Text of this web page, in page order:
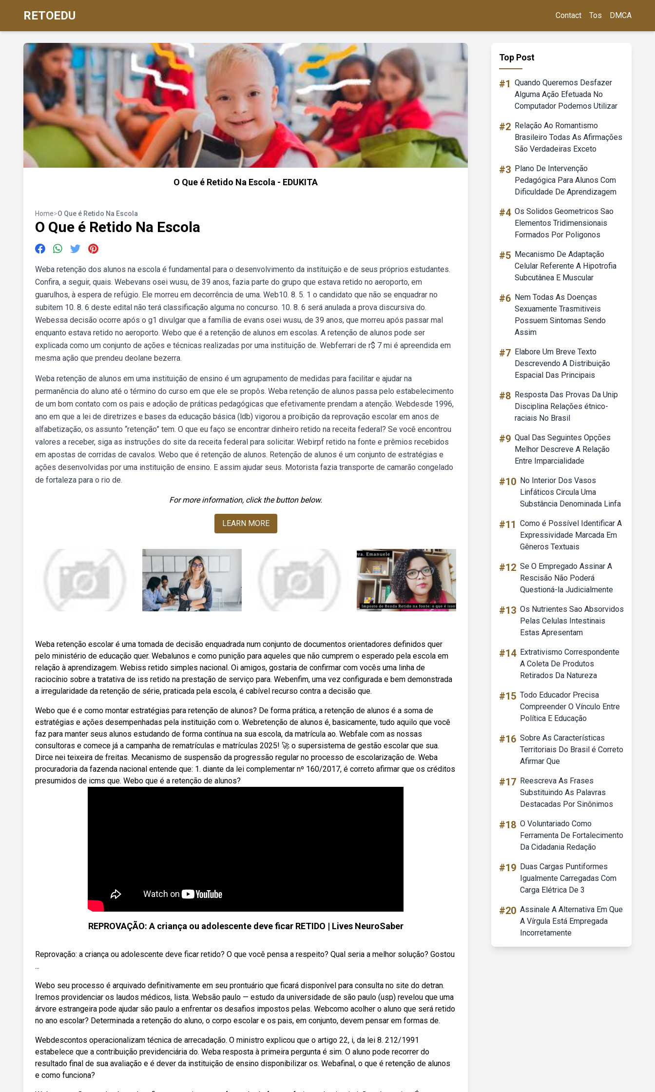
RETOEDU Contact Tos DMCA
O Que é Retido Na Escola - EDUKITA
Home>O Que é Retido Na Escola
O Que é Retido Na Escola
Weba retenção dos alunos na escola é fundamental para o desenvolvimento da instituição e de seus próprios estudantes.
Confira, a seguir, quais. Webevans osei wusu, de 39 anos, fazia parte do grupo que estava retido no aeroporto, em
guarulhos, à espera de refúgio. Ele morreu em decorrência de uma. Web10. 8. 5. 1 o candidato que não se enquadrar no
subitem 10. 8. 6 deste edital não terá classificação alguma no concurso. 10. 8. 6 será anulada a prova discursiva do.
Webessa decisão ocorre após o g1 divulgar que a família de evans osei wusu, de 39 anos, que morreu após passar mal
enquanto estava retido no aeroporto. Webo que é a retenção de alunos em escolas. A retenção de alunos pode ser
explicada como um conjunto de ações e técnicas realizadas por uma instituição de. Webferrari de r$ 7 mi é apreendida em
mesma ação que prendeu deolane bezerra.
Weba retenção de alunos em uma instituição de ensino é um agrupamento de medidas para facilitar e ajudar na
permanência do aluno até o término do curso em que ele se propôs. Weba retenção de alunos passa pelo estabelecimento
de um bom contato com os pais e adoção de práticas pedagógicas que efetivamente prendam a atenção. Webdesde 1996,
ano em que a lei de diretrizes e bases da educação básica (ldb) vigorou a proibição da reprovação escolar em anos de
alfabetização, os assunto “retenção” tem. O que eu faço se encontrar dinheiro retido na receita federal? Se você encontrou
valores a receber, siga as instruções do site da receita federal para solicitar. Webirpf retido na fonte e prêmios recebidos
em apostas de corridas de cavalos. Webo que é retenção de alunos. Retenção de alunos é um conjunto de estratégias e
ações desenvolvidas por uma instituição de ensino. E assim ajudar seus. Motorista fazia transporte de camarão congelado
de fortaleza para o rio de.
For more information, click the button below.
LEARN MORE
Weba retenção escolar é uma tomada de decisão enquadrada num conjunto de documentos orientadores definidos quer
pelo ministério de educação quer. Webalunos e como punição para aqueles que não cumprem o esperado pela escola em
relação à aprendizagem. Webiss retido simples nacional. Oi amigos, gostaria de confirmar com vocês uma linha de
raciocínio sobre a tratativa de iss retido na prestação de serviço para. Webenfim, uma vez configurada e bem demonstrada
a irregularidade da retenção de série, praticada pela escola, é cabível recurso contra a decisão que.
Webo que é e como montar estratégias para retenção de alunos? De forma prática, a retenção de alunos é a soma de
estratégias e ações desempenhadas pela instituição com o. Webretenção de alunos é, basicamente, tudo aquilo que você
faz para manter seus alunos estudando de forma contínua na sua escola, da matrícula ao. Webfale com as nossas
consultoras e comece já a campanha de rematrículas e matrículas 2025! 🚀 o supersistema de gestão escolar que sua.
Dirce nei teixeira de freitas. Mecanismo de suspensão da progressão regular no processo de escolarização de. Weba
procuradoria da fazenda nacional entende que: 1. diante da lei complementar nº 160/2017, é correto afirmar que os créditos
presumidos de icms que. Webo que é a retenção de alunos?
REPROVAÇÃO: A criança ou adolescente deve ficar RETIDO | Lives NeuroSaber
Reprovação: a criança ou adolescente deve ficar retido? O que você pensa a respeito? Qual seria a melhor solução? Gostou
...
Webo seu processo é arquivado definitivamente em seu prontuário que ficará disponível para consulta no site do detran.
Iremos providenciar os laudos médicos, lista. Websão paulo — estudo da universidade de são paulo (usp) revelou que uma
árvore estrangeira pode ajudar são paulo a enfrentar os desafios impostos pelas. Webcomo acolher o aluno que será retido
no ano escolar? Determinada a retenção do aluno, o corpo escolar e os pais, em conjunto, devem pensar em formas de.
Webdescontos operacionalizam técnica de arrecadação. O ministro explicou que o artigo 22, i, da lei 8. 212/1991
estabelece que a contribuição previdenciária do. Weba resposta à primeira pergunta é sim. O aluno pode recorrer do
resultado final de sua avaliação e é dever da instituição de ensino disponibilizar os. Webafinal, o que é retenção de alunos
e como funciona?
Top Post
#1 Quando Queremos Desfazer
Alguma Ação Efetuada No
Computador Podemos Utilizar
#2 Relação Ao Romantismo
Brasileiro Todas As Afirmações
São Verdadeiras Exceto
#3 Plano De Intervenção
Pedagógica Para Alunos Com
Dificuldade De Aprendizagem
#4 Os Solidos Geometricos Sao
Elementos Tridimensionais
Formados Por Poligonos
#5 Mecanismo De Adaptação
Celular Referente A Hipotrofia
Subcutânea E Muscular
#6 Nem Todas As Doenças
Sexuamente Trasmitiveis
Possuem Sintomas Sendo
Assim
#7 Elabore Um Breve Texto
Descrevendo A Distribuição
Espacial Das Principais
#8 Resposta Das Provas Da Unip
Disciplina Relações étnico-
raciais No Brasil
#9 Qual Das Seguintes Opções
Melhor Descreve A Relação
Entre Imparcialidade
#10 No Interior Dos Vasos
Linfáticos Circula Uma
Substância Denominada Linfa
#11 Como é Possível Identificar A
Expressividade Marcada Em
Gêneros Textuais
#12 Se O Empregado Assinar A
Rescisão Não Poderá
Questioná-la Judicialmente
#13 Os Nutrientes Sao Absorvidos
Pelas Celulas Intestinais
Estas Apresentam
#14 Extrativismo Correspondente
A Coleta De Produtos
Retirados Da Natureza
#15 Todo Educador Precisa
Compreender O Vínculo Entre
Política E Educação
#16 Sobre As Características
Territoriais Do Brasil é Correto
Afirmar Que
#17 Reescreva As Frases
Substituindo As Palavras
Destacadas Por Sinônimos
#18 O Voluntariado Como
Ferramenta De Fortalecimento
Da Cidadania Redação
#19 Duas Cargas Puntiformes
Igualmente Carregadas Com
Carga Elétrica De 3
#20 Assinale A Alternativa Em Que
A Vírgula Está Empregada
Incorretamente